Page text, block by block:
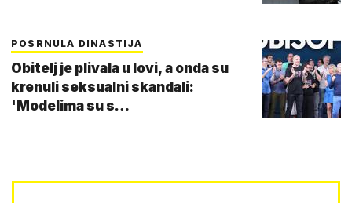
POSRNULA DINASTIJA
Obitelj je plivala u lovi, a onda su
krenuli seksualni skandali:
'Modelima su s…